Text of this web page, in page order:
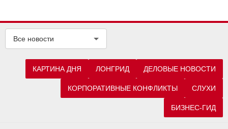
Все новости
КАРТИНА ДНЯ ЛОНГРИД ДЕЛОВЫЕ НОВОСТИ
КОРПОРАТИВНЫЕ КОНФЛИКТЫ СЛУХИ
БИЗНЕС-ГИД